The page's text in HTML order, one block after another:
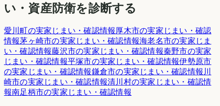
い・資産防衛を診断する
愛川町の実家じまい・確認情報 厚木市の実家じまい・確認
情報茅ヶ崎市の実家じまい・確認情報海老名市の実家じま
い・確認情報藤沢市の実家じまい・確認情報秦野市の実家
じまい・確認情報平塚市の実家じまい・確認情報伊勢原市
の実家じまい・確認情報鎌倉市の実家じまい・確認情報 川
崎市の実家じまい・確認情報清川村の実家じまい・確認情
報南足柄市の実家じまい・確認情報